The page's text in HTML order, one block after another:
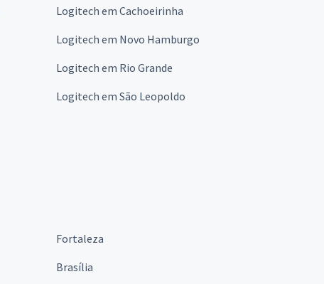
Logitech em Cachoeirinha
Logitech em Novo Hamburgo
Logitech em Rio Grande
Logitech em São Leopoldo
Fortaleza
Brasília